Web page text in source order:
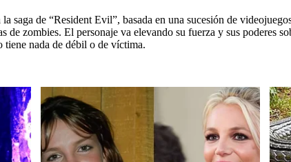
saga de “Resident Evil”, basada en una sucesión de
zombies. El personaje va elevando su fuerza y sus poderes
tiene nada de débil o de víctima.